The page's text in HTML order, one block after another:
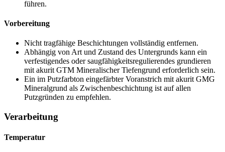
führen.
Vorbereitung
Nicht tragfähige Beschichtungen vollständig entfernen.
Abhängig von Art und Zustand des Untergrunds kann ein
verfestigendes oder saugfähigkeitsregulierendes grundieren
mit akurit GTM Mineralischer Tiefengrund erforderlich sein.
Ein im Putzfarbton eingefärbter Voranstrich mit akurit GMG
Mineralgrund als Zwischenbeschichtung ist auf allen
Putzgründen zu empfehlen.
Verarbeitung
Temperatur